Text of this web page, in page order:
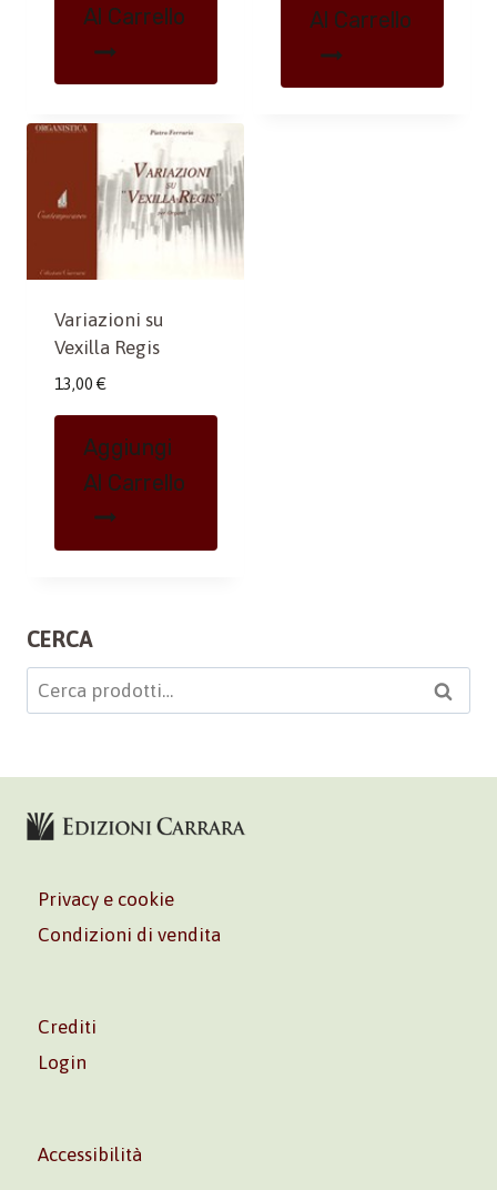
Al Carrello
Al Carrello
Variazioni su
Vexilla Regis
13,00 €
Aggiungi
Al Carrello
CERCA
Cerca: Cerca
Privacy e cookie
Condizioni di vendita
Crediti
Login
Accessibilità